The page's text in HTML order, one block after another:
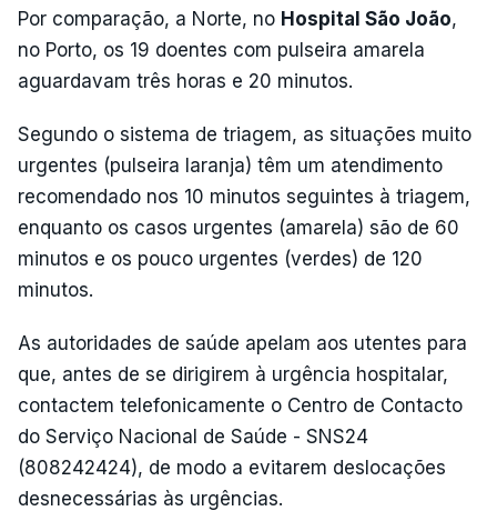
Por comparação, a Norte, no Hospital São João,
no Porto, os 19 doentes com pulseira amarela
aguardavam três horas e 20 minutos.
Segundo o sistema de triagem, as situações muito
urgentes (pulseira laranja) têm um atendimento
recomendado nos 10 minutos seguintes à triagem,
enquanto os casos urgentes (amarela) são de 60
minutos e os pouco urgentes (verdes) de 120
minutos.
As autoridades de saúde apelam aos utentes para
que, antes de se dirigirem à urgência hospitalar,
contactem telefonicamente o Centro de Contacto
do Serviço Nacional de Saúde - SNS24
(808242424), de modo a evitarem deslocações
desnecessárias às urgências.